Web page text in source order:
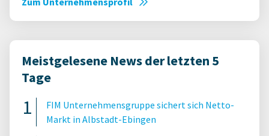
Meistgelesene News der letzten 5
Tage
FIM Unternehmensgruppe sichert sich Netto-
Markt in Albstadt-Ebingen